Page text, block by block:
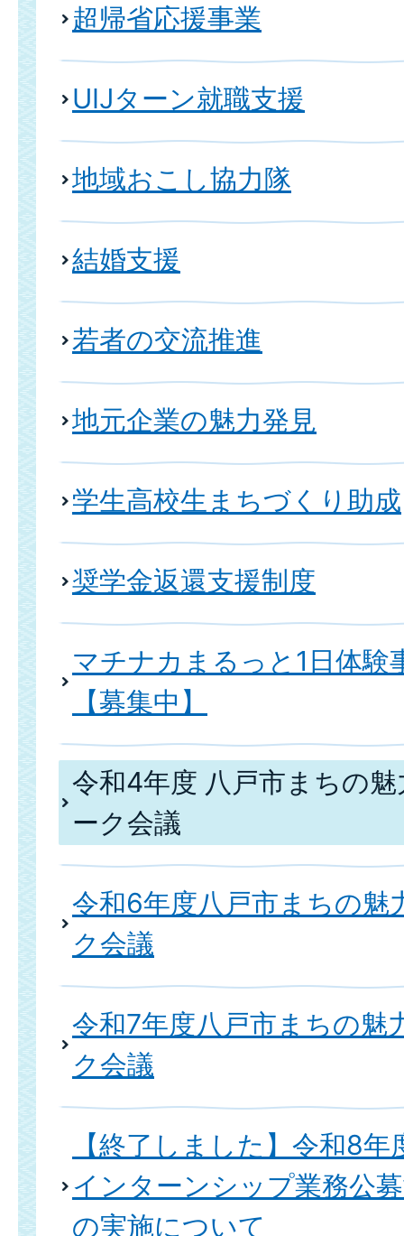
超帰省応援事業
UIJターン就職支援
地域おこし協力隊
結婚支援
若者の交流推進
地元企業の魅力発見
学生高校生まちづくり助成
奨学金返還支援制度
マチナカまるっと1日体験
【募集中】
令和4年度 八戸市まちの
ーク会議
令和6年度八戸市まちの魅
ク会議
令和7年度八戸市まちの魅
ク会議
【終了しました】令和8
インターンシップ業務公
の実施について